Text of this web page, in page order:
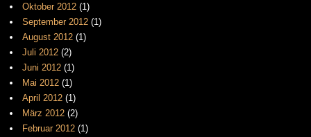
Oktober 2012 (1)
September 2012 (1)
August 2012 (1)
Juli 2012 (2)
Juni 2012 (1)
Mai 2012 (1)
April 2012 (1)
März 2012 (2)
Februar 2012 (1)